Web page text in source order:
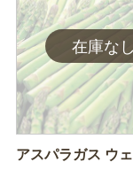
アスパラガス ウ